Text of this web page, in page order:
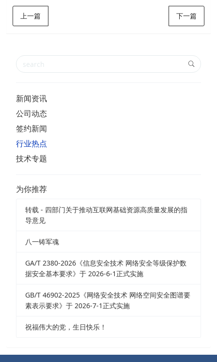
上一篇 下一篇
新闻资讯
公司动态
签约新闻
行业热点
技术专题
为你推荐
转载 - 四部门关于推动互联网基础资源高质量发展的指
导意见
八一铸军魂
GA/T 2380-2026《信息安全技术 网络安全等级保护数
据安全基本要求》于 2026-6-1正式实施
GB/T 46902-2025《网络安全技术 网络空间安全图谱要
素表示要求》于 2026-7-1正式实施
祝福伟大的党，生日快乐！